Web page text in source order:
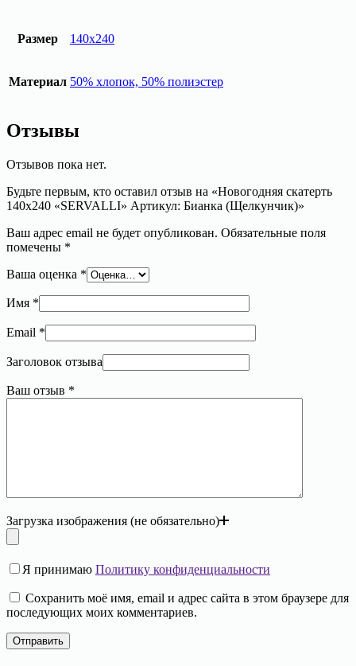
Размер 140х240
Материал 50% хлопок, 50% полиэстер
Отзывы
Отзывов пока нет.
Будьте первым, кто оставил отзыв на «Новогодняя скатерть
140х240 «SERVALLI» Артикул: Бианка (Щелкунчик)»
Ваш адрес email не будет опубликован. Обязательные поля
помечены *
Ваша оценка *
Имя *
Email *
Заголовок отзыва
Ваш отзыв *
Загрузка изображения (не обязательно)
Я принимаю Политику конфиденциальности
Сохранить моё имя, email и адрес сайта в этом браузере для
последующих моих комментариев.
Отправить